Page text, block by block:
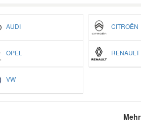
AUDI CITROËN
OPEL RENAULT
VW